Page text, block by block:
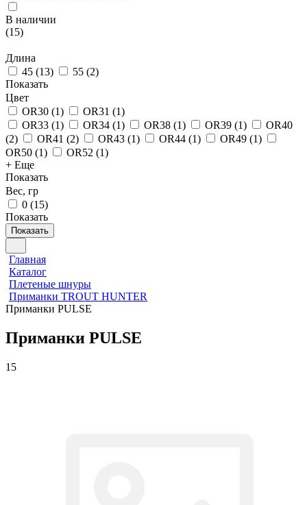
В наличии
(15)
Длина
45 (13) 55 (2)
Показать
Цвет
OR30 (1) OR31 (1)
OR33 (1) OR34 (1) OR38 (1) OR39 (1)
OR40
(2) OR41 (2) OR43 (1) OR44 (1) OR49 (1)
OR50 (1) OR52 (1)
+ Еще
Показать
Вес, гр
0 (15)
Показать
Показать
Главная
Каталог
Плетеные шнуры
Приманки TROUT HUNTER
Приманки PULSE
Приманки PULSE
15